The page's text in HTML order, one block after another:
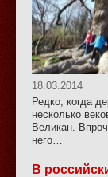
18.03.2014
Редко, когда
несколько
Великан.
него…
В